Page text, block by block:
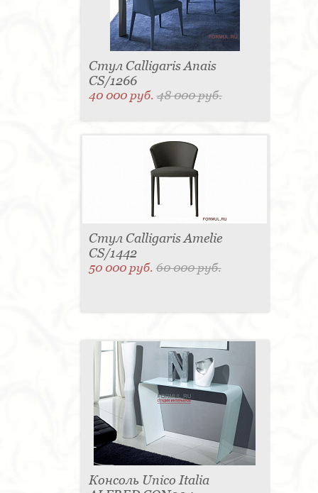
Стул Calligaris Anais
CS/1266
40 000 руб.48 000 руб.
Стул Calligaris Amelie
CS/1442
50 000 руб.60 000 руб.
Консоль Unico Italia